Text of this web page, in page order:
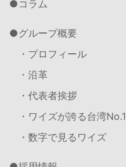
コラム
グループ概要
・プロフィール
・沿革
・代表者挨拶
・ワイズが誇る台湾No.1
・数字で見るワイズ